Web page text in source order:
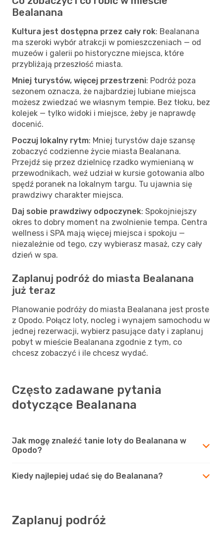
Bealanana
Kultura jest dostępna przez cały rok: Bealanana
ma szeroki wybór atrakcji w pomieszczeniach — od
muzeów i galerii po historyczne miejsca, które
przybliżają przeszłość miasta.
Mniej turystów, więcej przestrzeni: Podróż poza
sezonem oznacza, że najbardziej lubiane miejsca
możesz zwiedzać we własnym tempie. Bez tłoku, bez
kolejek — tylko widoki i miejsce, żeby je naprawdę
docenić.
Poczuj lokalny rytm: Mniej turystów daje szansę
zobaczyć codzienne życie miasta Bealanana.
Przejdź się przez dzielnicę rzadko wymienianą w
przewodnikach, weź udział w kursie gotowania albo
spędź poranek na lokalnym targu. Tu ujawnia się
prawdziwy charakter miejsca.
Daj sobie prawdziwy odpoczynek: Spokojniejszy
okres to dobry moment na zwolnienie tempa. Centra
wellness i SPA mają więcej miejsca i spokoju —
niezależnie od tego, czy wybierasz masaż, czy cały
dzień w spa.
Zaplanuj podróż do miasta Bealanana
już teraz
Planowanie podróży do miasta Bealanana jest proste
z Opodo. Połącz loty, nocleg i wynajem samochodu w
jednej rezerwacji, wybierz pasujące daty i zaplanuj
pobyt w mieście Bealanana zgodnie z tym, co
chcesz zobaczyć i ile chcesz wydać.
Często zadawane pytania
dotyczące Bealanana
Jak mogę znaleźć tanie loty do Bealanana w
Opodo?
Kiedy najlepiej udać się do Bealanana?
Zaplanuj podróż